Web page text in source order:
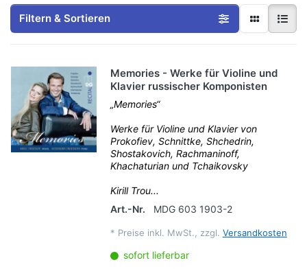
Filtern & Sortieren
Memories - Werke für Violine und
Klavier russischer Komponisten
„Memories“
Werke für Violine und Klavier von
Prokofiev, Schnittke, Shchedrin,
Shostakovich, Rachmaninoff,
Khachaturian und Tchaikovsky
Kirill Trou...
Art.-Nr.
MDG 603 1903-2
* Preise inkl. MwSt., zzgl. Versandkosten
sofort lieferbar